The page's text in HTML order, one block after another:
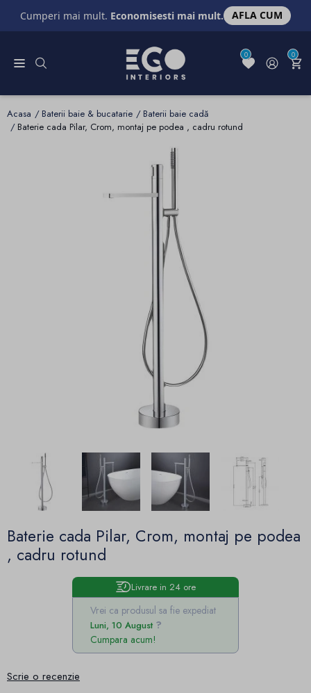
Cumperi mai mult. Economisesti mai mult. AFLA CUM
0 0
Acasa Baterii baie & bucatarie
Baterii baie cadă
Baterie cada Pilar, Crom, montaj pe podea , cadru rotund
Baterie cada Pilar, Crom, montaj pe podea
, cadru rotund
Livrare in 24 ore
Vrei ca produsul sa fie expediat
Luni, 10 August
Cumpara acum!
Scrie o recenzie